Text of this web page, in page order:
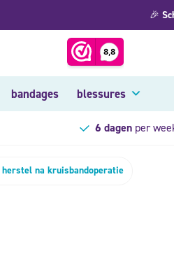
🎉
bandages blessures
6 dagenper
na kruisbandoperatie